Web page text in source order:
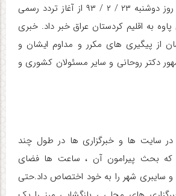
نماینده فعلی پاوه در روز دوشنبه ۲۳ / ۲ / ۹۳ از آغاز تردد رسمی
به اقلیم کردستان عراق خبر داد. خبری
پیگیری های مکرر و مداوم ایشان و
دکتر روحانی و سایر مسئولان کشوری و
در سایت ها و خبرگزاری ها در طول چند
بحث پیرامون آن ، ساعت ها فضای
سایبری شهر را به خود اختصاص داد.حتی